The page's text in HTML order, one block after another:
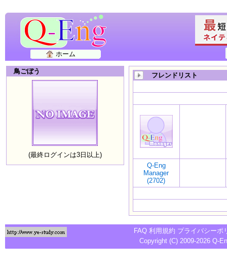
ホーム
鳥ごぼう
(最終ログインは3日以上)
フレンドリスト
Q-Eng
Manager
(2702)
FAQ 利用規約 プライバシーポ
Copyright (C) 2009-2026 Q-